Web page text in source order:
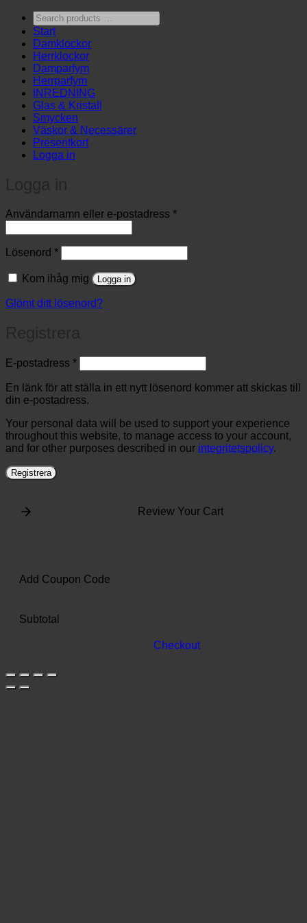
Search
products
…
Start
Damklockor
Herrklockor
Damparfym
Herrparfym
INREDNING
Glas & Kristall
Smycken
Väskor & Necessärer
Presentkort
Logga in
Användarnamn eller e-postadress *Obligatoriskt
Lösenord *Obligatoriskt
Kom ihåg mig Logga in
Glömt ditt lösenord?
E-postadress *Obligatoriskt
En länk för att ställa in ett nytt lösenord kommer att skickas till
din e-postadress.
Your personal data will be used to support your experience
throughout this website, to manage access to your account,
and for other purposes described in our integritetspolicy.
Registrera
Review Your Cart
Add Coupon Code
Subtotal
Checkout